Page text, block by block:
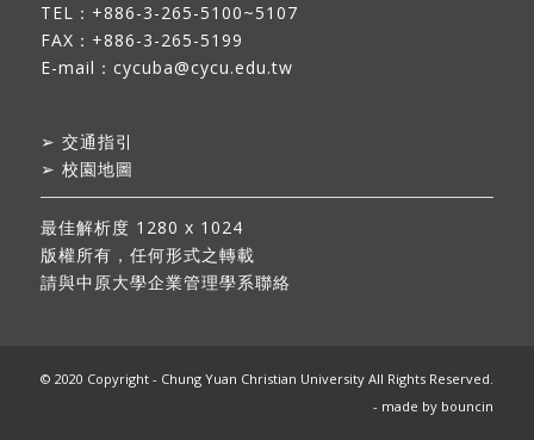
TEL：+886-3-265-5100~5107
FAX：+886-3-265-5199
E-mail： cycuba@cycu.edu.tw
➢ 交通指引
➢ 校園地圖
最佳解析度 1280 x 1024
版權所有，任何形式之轉載
請與中原大學企業管理學系聯絡
© 2020 Copyright - Chung Yuan Christian University All Rights Reserved.
- made by bouncin